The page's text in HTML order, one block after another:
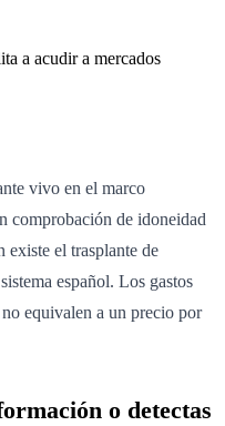
a acudir a mercados
vivo en el marco
comprobación de idoneidad
existe el trasplante de
español. Los gastos
equivalen a un precio por
o detectas